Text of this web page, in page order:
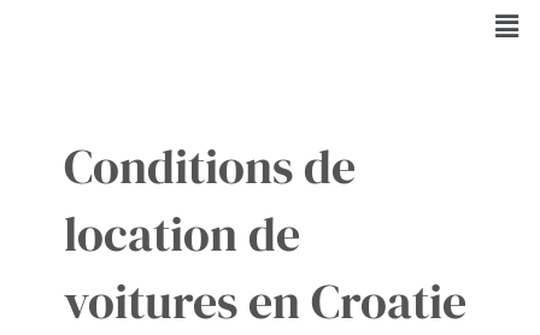
Conditions de
location de
voitures en Croatie